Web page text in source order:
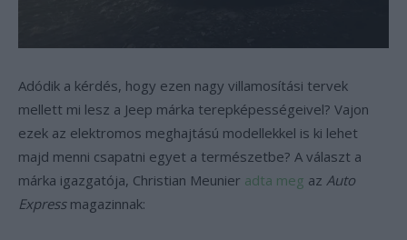
Adódik a kérdés, hogy ezen nagy villamosítási tervek
mellett mi lesz a Jeep márka terepképességeivel? Vajon
ezek az elektromos meghajtású modellekkel is ki lehet
majd menni csapatni egyet a természetbe? A választ a
márka igazgatója, Christian Meunier adta meg az Auto
Expressmagazinnak: